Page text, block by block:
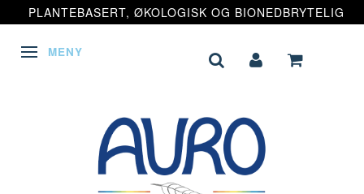
PLANTEBASERT, ØKOLOGISK OG BIONEDBRYTELIG
VEKSLE NAVIGASJON
MENY